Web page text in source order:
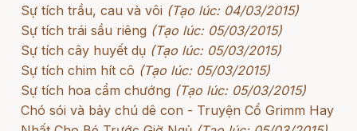
Sự tích trầu, cau và vôi (Tạo lúc: 04/03/2015)
Sự tích trái sầu riêng (Tạo lúc: 05/03/2015)
Sự tích cây huyết dụ (Tạo lúc: 05/03/2015)
Sự tích chim hít cô (Tạo lúc: 05/03/2015)
Sự tích hoa cẩm chướng (Tạo lúc: 05/03/2015)
Chó sói và bảy chú dê con - Truyện Cổ Grimm Hay